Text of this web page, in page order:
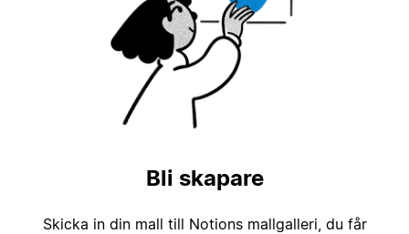
Bli skapare
Skicka in din mall till Notions mallgalleri, du får